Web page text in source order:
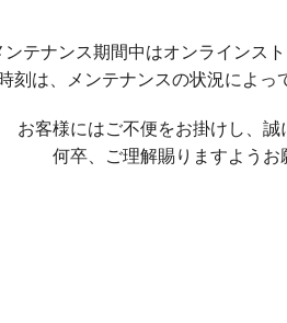
ンテナンス期間中はオンラインス
刻は、メンテナンスの状況によっ
お客様にはご不便をお掛けし、 誠
何卒、ご理解賜りますようお